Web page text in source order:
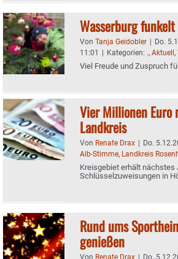
Wasserburg
Von Tanja Geidobler | Do.
11:01 | Kategorien: ., Aktuell,
Viel Freude und Zuspruch
Vier Millionen Euro
Landkreis
Von Renate Drax | Do.
Aib-Stimme, Landkreis
Kreisgebiet erhält nächstes
Schlüsselzuweisungen in
Rund ums
genießen
Von Renate Drax | Do.